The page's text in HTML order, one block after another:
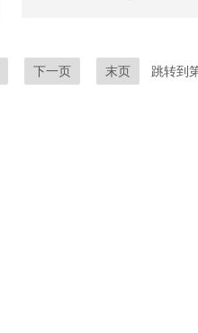
维修保养记录很全，在两年
下一页 末页 跳转到